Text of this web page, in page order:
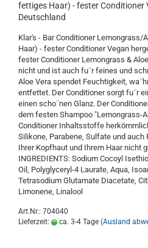
fettiges Haar) - fester Conditioner
Deutschland
Klar's - Bar Conditioner Lemongrass/
Haar) - fester Conditioner Vegan
fester Conditioner Lemongrass &
nicht und ist auch fu¨r feines und
Aloe Vera spendet Feuchtigkeit,
entfettet. Der Conditioner sorgt fu¨r
einen scho¨nen Glanz. Der
dem festen Shampoo "Lemongrass-
Conditioner Inhaltsstoffe
Silikone, Parabene, Sulfate und
Ihrer Kopfhaut und Ihrem Haar nicht
INGREDIENTS: Sodium Cocoyl
Oil, Polyglyceryl-4 Laurate, Aqua,
Tetrasodium Glutamate Diacetate,
Limonene, Linalool
Art.Nr.: 704040
Lieferzeit:
ca. 3-4 Tage (Ausland